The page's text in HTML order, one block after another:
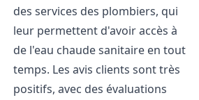
des services des plombiers, qui
leur permettent d'avoir accès à
de l'eau chaude sanitaire en tout
temps. Les avis clients sont très
positifs, avec des évaluations